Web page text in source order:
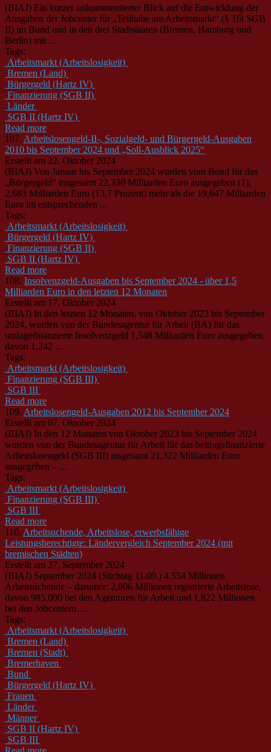
(BIAJ) Ein kurzer unkommentierter Blick auf die Entwicklung der
Ausgaben der Jobcenter für „Teilhabe am Arbeitsmarkt“ (§ 16i SGB
II) im Bund und in den drei Stadtstaaten (Bremen, Hamburg und
Berlin) mit ...
Tags:
Arbeitsmarkt (Arbeitslosigkeit)
Bremen (Land)
Bürgergeld (Hartz IV)
Finanzierung (SGB II)
Länder
SGB II (Hartz IV)
Read more
107. Arbeitslosengeld-II-, Sozialgeld- und Bürgergeld-Ausgaben
2010 bis September 2024 und „Soll-Ausblick 2025“
Erstellt am 22. Oktober 2024
(BIAJ) Von Januar bis September 2024 wurden vom Bund für das
„Bürgergeld“ insgesamt 22,330 Milliarden Euro ausgegeben (1),
2,683 Milliarden Euro (13,7 Prozent) mehr als die 19,647 Milliarden
Euro im entsprechenden ...
Tags:
Arbeitsmarkt (Arbeitslosigkeit)
Bürgergeld (Hartz IV)
Finanzierung (SGB II)
SGB II (Hartz IV)
Read more
108. Insolvenzgeld-Ausgaben bis September 2024 - über 1,5
Milliarden Euro in den letzten 12 Monaten
Erstellt am 17. Oktober 2024
(BIAJ) In den letzten 12 Monaten, von Oktober 2023 bis September
2024, wurden von der Bundesagentur für Arbeit (BA) für das
umlagefinanzierte Insolvenzgeld 1,548 Milliarden Euro ausgegeben,
davon 1,242 ...
Tags:
Arbeitsmarkt (Arbeitslosigkeit)
Finanzierung (SGB III)
SGB III
Read more
109. Arbeitslosengeld-Ausgaben 2012 bis September 2024
Erstellt am 07. Oktober 2024
(BIAJ) In den 12 Monaten von Oktober 2023 bis September 2024
wurden von der Bundesagentur für Arbeit für das beitragsfinanzierte
Arbeitslosengeld (SGB III) insgesamt 21,322 Milliarden Euro
ausgegeben – ...
Tags:
Arbeitsmarkt (Arbeitslosigkeit)
Finanzierung (SGB III)
SGB III
Read more
110. Arbeitsuchende, Arbeitslose, erwerbsfähige
Leistungsberechtigte: Ländervergleich September 2024 (mit
bremischen Städten)
Erstellt am 27. September 2024
(BIAJ) September 2024 (Stichtag 11.09.) 4,554 Millionen
Arbeitsuchende – darunter: 2,806 Millionen registrierte Arbeitslose,
davon 985.000 bei den Agenturen für Arbeit und 1,822 Millionen
bei den Jobcentern. ...
Tags:
Arbeitsmarkt (Arbeitslosigkeit)
Bremen (Land)
Bremen (Stadt)
Bremerhaven
Bund
Bürgergeld (Hartz IV)
Frauen
Länder
Männer
SGB II (Hartz IV)
SGB III